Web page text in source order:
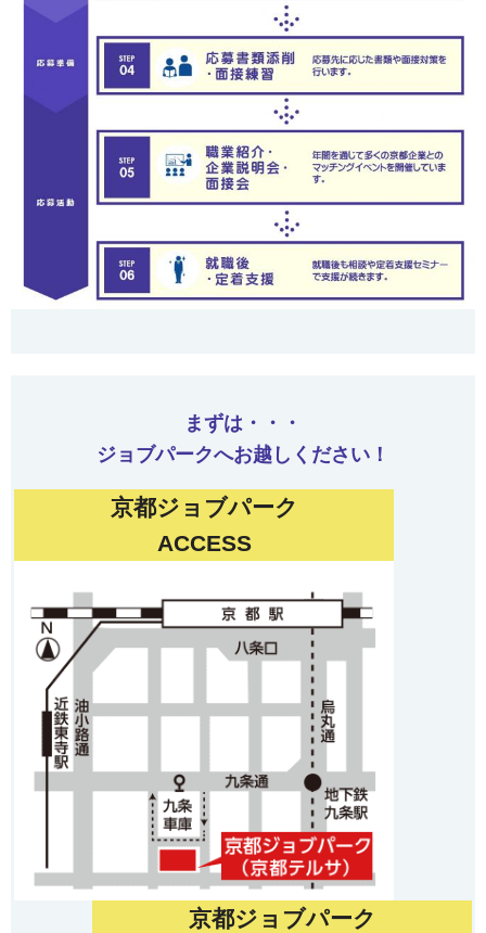
まずは・・・
ジョブパークへお越しください！
京都ジョブパーク
ACCESS
京都ジョブパーク